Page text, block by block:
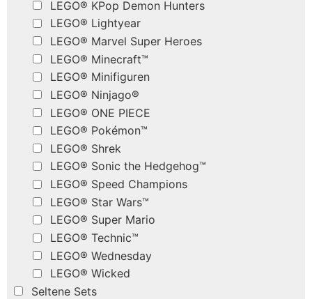
LEGO® KPop Demon Hunters
LEGO® Lightyear
LEGO® Marvel Super Heroes
LEGO® Minecraft™
LEGO® Minifiguren
LEGO® Ninjago®
LEGO® ONE PIECE
LEGO® Pokémon™
LEGO® Shrek
LEGO® Sonic the Hedgehog™
LEGO® Speed Champions
LEGO® Star Wars™
LEGO® Super Mario
LEGO® Technic™
LEGO® Wednesday
LEGO® Wicked
Seltene Sets